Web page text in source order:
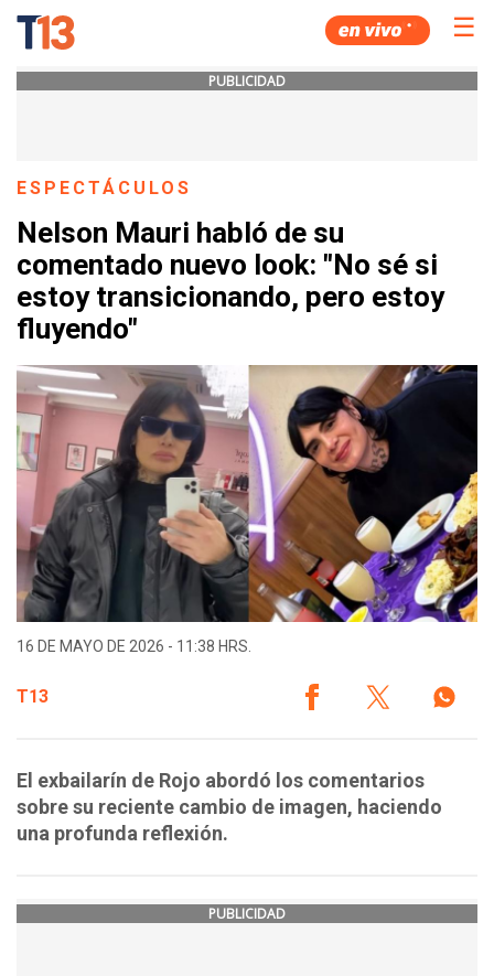
☰
PUBLICIDAD
ESPECTÁCULOS
Nelson Mauri habló de su
comentado nuevo look: "No sé si
estoy transicionando, pero estoy
fluyendo"
16 DE MAYO DE 2026 - 11:38 HRS.
T13
El exbailarín de Rojo abordó los comentarios
sobre su reciente cambio de imagen, haciendo
una profunda reflexión.
PUBLICIDAD